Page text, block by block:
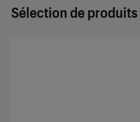
Sélection de produits